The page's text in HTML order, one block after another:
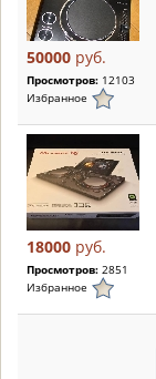
50000 руб.
Просмотров: 12103
Избранное
18000 руб.
Просмотров: 2851
Избранное